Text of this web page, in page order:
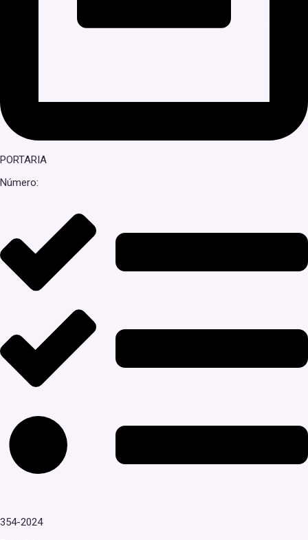
PORTARIA
Número:
354-2024